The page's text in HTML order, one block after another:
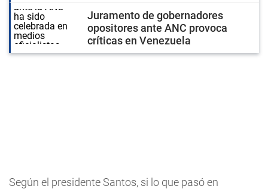
Juramento de gobernadores
opositores ante ANC provoca
críticas en Venezuela
Según el presidente Santos, si lo que pasó en